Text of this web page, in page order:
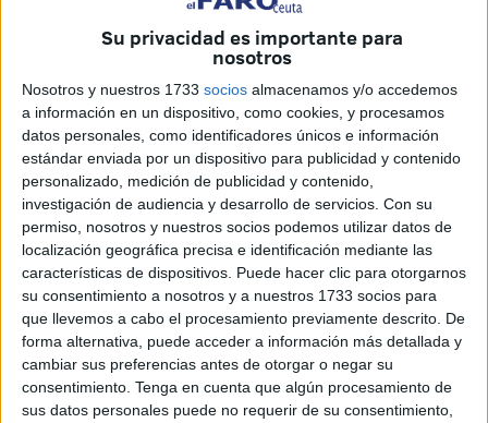
Su privacidad es importante para
nosotros
Nosotros y nuestros 1733 socios almacenamos y/o accedemos
a información en un dispositivo, como cookies, y procesamos
datos personales, como identificadores únicos e información
estándar enviada por un dispositivo para publicidad y contenido
personalizado, medición de publicidad y contenido,
investigación de audiencia y desarrollo de servicios. Con su
permiso, nosotros y nuestros socios podemos utilizar datos de
localización geográfica precisa e identificación mediante las
características de dispositivos. Puede hacer clic para otorgarnos
su consentimiento a nosotros y a nuestros 1733 socios para
que llevemos a cabo el procesamiento previamente descrito. De
forma alternativa, puede acceder a información más detallada y
cambiar sus preferencias antes de otorgar o negar su
consentimiento. Tenga en cuenta que algún procesamiento de
sus datos personales puede no requerir de su consentimiento,
Carta abierta desde Ceuta: recuperar la
confianza antes de que sea demasiado
tarde
HACE 14 MINUTOS
EEUU respalda la soberanía española de
Ceuta y Melilla
HACE 29 MINUTOS
111 detenidos por su presunta relación
con la entrada masiva de inmigrantes en
Ceuta
HACE 57 MINUTOS